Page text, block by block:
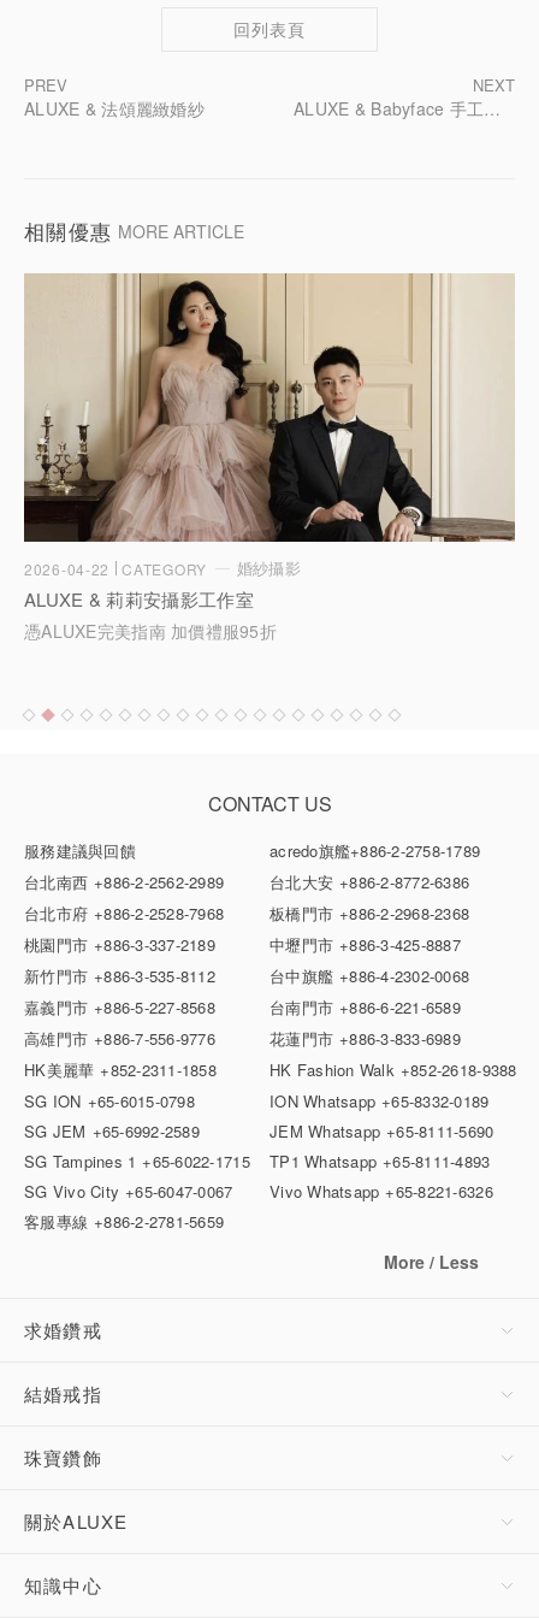
PREV
ALUXE & 法頌麗緻婚紗
NEXT
ALUXE & Babyface 手工喜餅、彌月蛋糕
回列表頁
相關優惠 MORE ARTICLE
2026-04-22 CATEGORY 婚紗攝影
ALUXE & 莉莉安攝影工作室
憑ALUXE完美指南 加價禮服95折
CONTACT US
服務建議與回饋 acredo旗艦+886-2-2758-1789
台北南西 +886-2-2562-2989 台北大安 +886-2-8772-6386
台北市府 +886-2-2528-7968 板橋門市 +886-2-2968-2368
桃園門市 +886-3-337-2189 中壢門市 +886-3-425-8887
新竹門市 +886-3-535-8112 台中旗艦 +886-4-2302-0068
嘉義門市 +886-5-227-8568 台南門市 +886-6-221-6589
高雄門市 +886-7-556-9776 花蓮門市 +886-3-833-6989
HK美麗華 +852-2311-1858 HK Fashion Walk +852-2618-9388
SG ION +65-6015-0798 ION Whatsapp +65-8332-0189
SG JEM +65-6992-2589 JEM Whatsapp +65-8111-5690
SG Tampines 1 +65-6022-1715 TP1 Whatsapp +65-8111-4893
SG Vivo City +65-6047-0067 Vivo Whatsapp +65-8221-6326
客服專線 +886-2-2781-5659
More / Less
求婚鑽戒
結婚戒指
珠寶鑽飾
關於ALUXE
知識中心